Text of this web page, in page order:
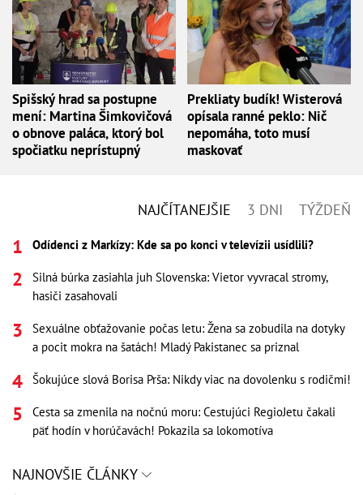
Spišský hrad sa postupne
mení: Martina Šimkovičová
o obnove paláca, ktorý bol
spočiatku neprístupný
Prekliaty budík! Wisterová
opísala ranné peklo: Nič
nepomáha, toto musí
maskovať
NAJČÍTANEJŠIE 3 DNI TÝŽDEŇ
Odídenci z Markízy: Kde sa po konci v televízii usídlili?
Silná búrka zasiahla juh Slovenska: Vietor vyvracal stromy,
hasiči zasahovali
Sexuálne obťažovanie počas letu: Žena sa zobudila na dotyky
a pocit mokra na šatách! Mladý Pakistanec sa priznal
Šokujúce slová Borisa Prša: Nikdy viac na dovolenku s rodičmi!
Cesta sa zmenila na nočnú moru: Cestujúci RegioJetu čakali
päť hodín v horúčavách! Pokazila sa lokomotíva
NAJNOVŠIE ČLÁNKY